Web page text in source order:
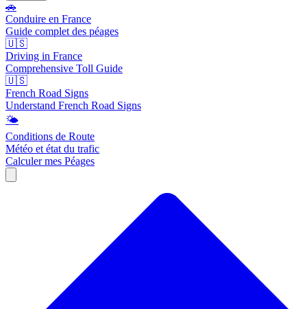
🚗
Conduire en France
Guide complet des péages
🇺🇸
Driving in France
Comprehensive Toll Guide
🇺🇸
French Road Signs
Understand French Road Signs
🌤️
Conditions de Route
Météo et état du trafic
Calculer mes Péages